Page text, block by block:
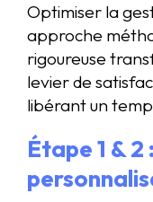
Optimiser la
approche
rigoureuse
levier de
libérant un
Étape 1 &